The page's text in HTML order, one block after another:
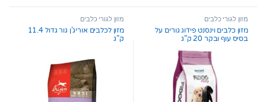
t
f
5
t
f
5
מזון לגורי כלבים
מזון כלבים וינסנט פידוג גורים על
בסיס עוף ובקר 20 ק”ג
מזון לגורי כלבים
מזון לכלבים אוריג’ן גור גדול 11.4
ק”ג